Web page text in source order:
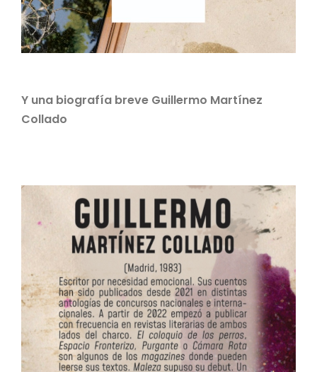
Y una biografía breve Guillermo Martínez
Collado